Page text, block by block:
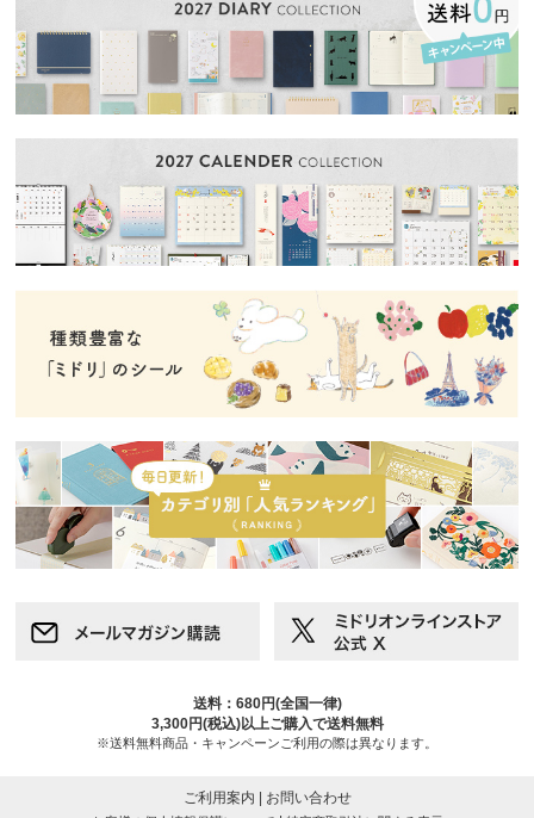
送料：680円(全国一律)
3,300円(税込)以上ご購入で送料無料
※送料無料商品・キャンペーンご利用の際は異なります。
ご利用案内 | お問い合わせ